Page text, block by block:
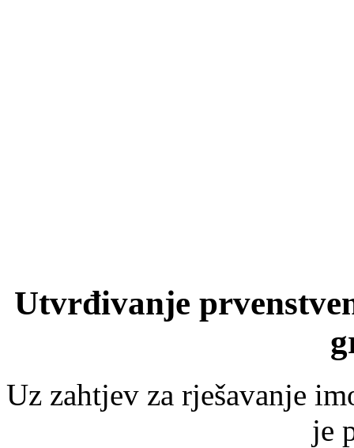
Utvrđivanje
Uz zahtjev za rješavanje
je